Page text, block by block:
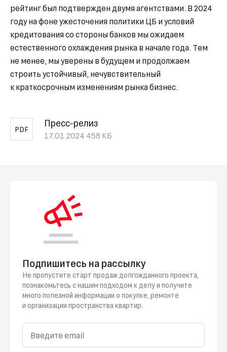
рейтинг был подтвержден двумя агентствами. В 2024
году на фоне ужесточения политики ЦБ и условий
кредитования со стороны банков мы ожидаем
естественного охлаждения рынка в начале года. Тем
не менее, мы уверены в будущем и продолжаем
строить устойчивый, нечувствительный
к краткосрочным изменениям рынка бизнес.
PDF
Пресс-релиз
17.01.2024 458 КБ
Подпишитесь на рассылку
Не пропустите старт продаж долгожданного проекта,
познакомьтесь с нашим подходом к делуи получите
много полезной информации о покупке , ремонте
и организации пространства квартир.
Введите email